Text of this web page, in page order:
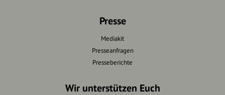
Presse
Mediakit
Presseanfragen
Presseberichte
Wir unterstützen Euch